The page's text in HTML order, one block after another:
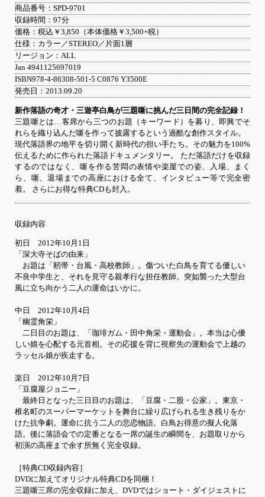
商品番号：SPD-9701
収録時間：97分
価格：税込￥3,850（本体価格￥3,500+税）
仕様：カラー／STEREO／片面1層
リージョン：ALL
Jan 4941125697019
ISBN978-4-86308-501-5 C0876 Y3500E
発売日：2013.09.20
新作落語の奇才・三遊亭白鳥が三題噺に挑んだ三日間の完全記録！
三題噺とは…客席から三つのお題（キーワード）を募り、即興でそ
れらを織り込んだ噺を作って披露するという過酷な創作スタイル。
現代落語界の地平を切り開く新時代の担い手たち。その魅力を100%
伝えるために作られた落語ドキュメンタリー。 ただ落語だけを収録
するのではなく、噺を作る苦悶の表情や楽屋での姿、入場、まく
ら、噺、退場までの高座における全て、インタビュー等で完全密
着。 さらにお得な特典CDも封入。
収録内容
初日 2012年10月1日
「深大寺そばの由来」
お題は「靭帯・台風・高校教師」。傷ついた白鳥を育てる優しい
不良中学生と、それを見守る親孝行な担任教師。突如襲った大型台
風に立ち向かう二人の運命はいかに。
中日 2012年10月4日
「幽霊角栄」
二日目のお題は、「珈琲ガム・田中角栄・運動会」。本当は心優
しい娘を心配する元首相。その応援を背に視察先の運動会で上越の
ラッセル娘が疾走する。
楽日 2012年10月7日
「豆腐屋ジョニー」
最終日となった三日目のお題は、「豆腐・二股・公家」。東京・
椎名町のスーパーマーケットを舞台に繰り広げられる生き残りをか
けた抗争劇。運命に抗う二人の悲恋物語。白鳥お得意の擬人化落
語。後に落語会での定番となる一席の誕生の瞬間を、お題取りから
初演の高座まで余す所無く完全収録。
［特典CD収録内容］
DVDに加えてオリジナル特典CDを同梱！
三題噺三席の完全収録に加え、DVDではショート・ダイジェストに